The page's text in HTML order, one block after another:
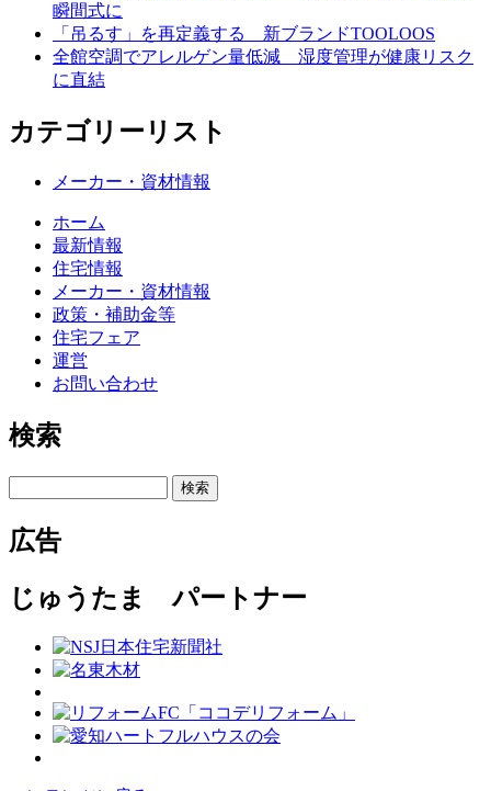
瞬間式に
「吊るす」を再定義する 新ブランドTOOLOOS
全館空調でアレルゲン量低減 湿度管理が健康リスク
に直結
カテゴリーリスト
メーカー・資材情報
ホーム
最新情報
住宅情報
メーカー・資材情報
政策・補助金等
住宅フェア
運営
お問い合わせ
検索
検索
広告
じゅうたま パートナー